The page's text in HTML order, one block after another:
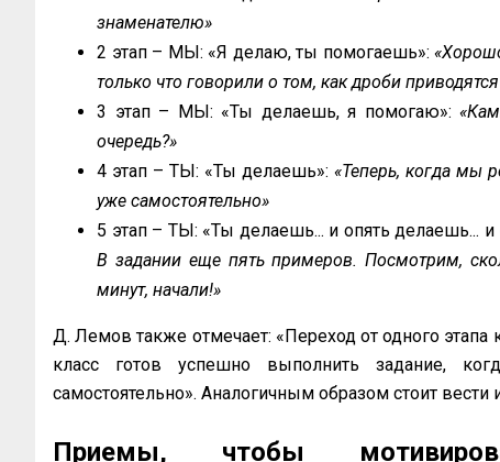
знаменателю»
2 этап – МЫ: «Я делаю, ты помогаешь»:
только что говорили о том, как дроби
3 этап – МЫ: «Ты делаешь, я помогаю»:
очередь?»
4 этап – ТЫ: «Ты делаешь»: «Теперь, когда мы
уже самостоятельно»
5 этап – ТЫ: «Ты делаешь... и опять делаешь... и
В зада­нии еще пять примеров. Посмотрим,
минут, начали!»
Д. Лемов также отмечает: «Переход от одного этапа
класс готов успешно выполнить задание,
самостоятельно». Аналогичным образом стоит
Приемы, чтобы